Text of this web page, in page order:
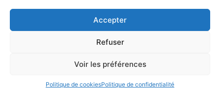
Accepter
Refuser
Voir les préférences
Politique de cookiesPolitique de confidentialité
Achète Vend Comptant - Pour acheter et vendre au meilleur
prix!